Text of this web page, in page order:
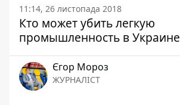
11:14, 26 листопада 2018
Кто может убить легкую
промышленность в Украине
Єгор Мороз
ЖУРНАЛІСТ